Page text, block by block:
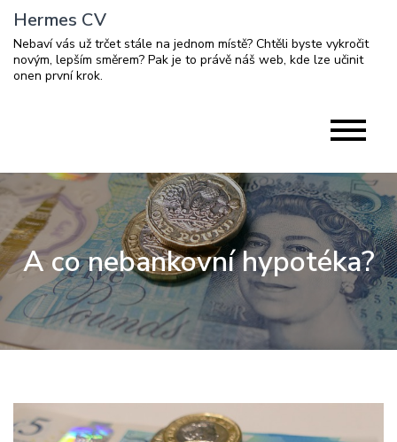
Skip
content
Hermes CV
Nebaví vás už trčet stále na jednom místě? Chtěli byste vykročit
novým, lepším směrem? Pak je to právě náš web, kde lze učinit
onen první krok.
A co nebankovní hypotéka?